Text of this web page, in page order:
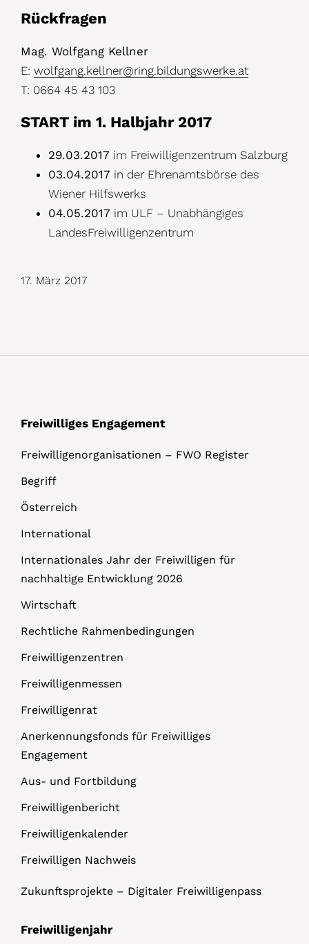
Rückfragen
Mag. Wolfgang Kellner
E: wolfgang.kellner@ring.bildungswerke.at
T: 0664 45 43 103
START im 1. Halbjahr 2017
29.03.2017 im Freiwilligenzentrum Salzburg
03.04.2017 in der Ehrenamtsbörse des
Wiener Hilfswerks
04.05.2017 im ULF – Unabhängiges
LandesFreiwilligenzentrum
17. März 2017
Freiwilliges Engagement
Freiwilligenorganisationen – FWO Register
Begriff
Österreich
International
Internationales Jahr der Freiwilligen für
nachhaltige Entwicklung 2026
Wirtschaft
Rechtliche Rahmenbedingungen
Freiwilligenzentren
Freiwilligenmessen
Freiwilligenrat
Anerkennungsfonds für Freiwilliges
Engagement
Aus- und Fortbildung
Freiwilligenbericht
Freiwilligenkalender
Freiwilligen Nachweis
Zukunftsprojekte – Digitaler Freiwilligenpass
Freiwilligenjahr